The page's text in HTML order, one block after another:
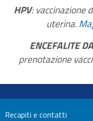
HPV: vaccinazione
uterina.
ENCEFALITE
prenotazione
Recapiti e contatti